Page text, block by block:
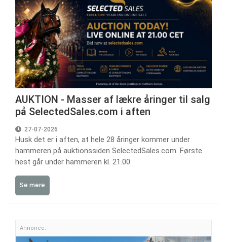
AUKTION - Masser af lækre åringer til salg
på SelectedSales.com i aften
27-07-2026
Husk det er i aften, at hele 28 åringer kommer under
hammeren på auktionssiden SelectedSales.com. Første
hest går under hammeren kl. 21.00.
Se mere
Annonce: